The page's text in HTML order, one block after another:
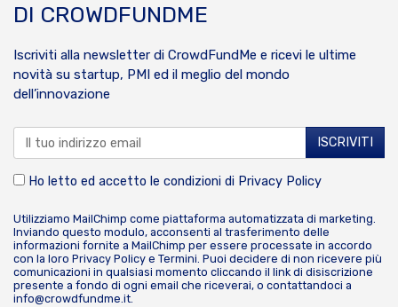
DI CROWDFUNDME
Iscriviti alla newsletter di CrowdFundMe e ricevi le ultime
novità su startup, PMI ed il meglio del mondo
dell’innovazione
Ho letto ed accetto le condizioni di Privacy Policy
Utilizziamo MailChimp come piattaforma automatizzata di marketing.
Inviando questo modulo, acconsenti al trasferimento delle
informazioni fornite a MailChimp per essere processate in accordo
con la loro Privacy Policy e Termini. Puoi decidere di non ricevere più
comunicazioni in qualsiasi momento cliccando il link di disiscrizione
presente a fondo di ogni email che riceverai, o contattandoci a
info@crowdfundme.it.